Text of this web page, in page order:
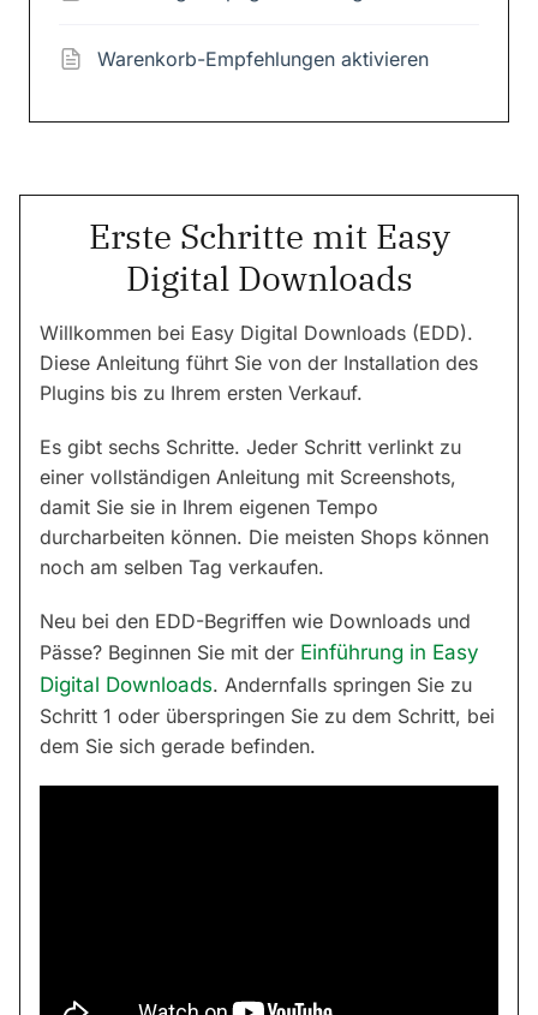
Warenkorb-Empfehlungen aktivieren
Erste Schritte mit Easy
Digital Downloads
Willkommen bei Easy Digital Downloads (EDD).
Diese Anleitung führt Sie von der Installation des
Plugins bis zu Ihrem ersten Verkauf.
Es gibt sechs Schritte. Jeder Schritt verlinkt zu
einer vollständigen Anleitung mit Screenshots,
damit Sie sie in Ihrem eigenen Tempo
durcharbeiten können. Die meisten Shops können
noch am selben Tag verkaufen.
Neu bei den EDD-Begriffen wie Downloads und
Pässe? Beginnen Sie mit der Einführung in Easy
Digital Downloads. Andernfalls springen Sie zu
Schritt 1 oder überspringen Sie zu dem Schritt, bei
dem Sie sich gerade befinden.